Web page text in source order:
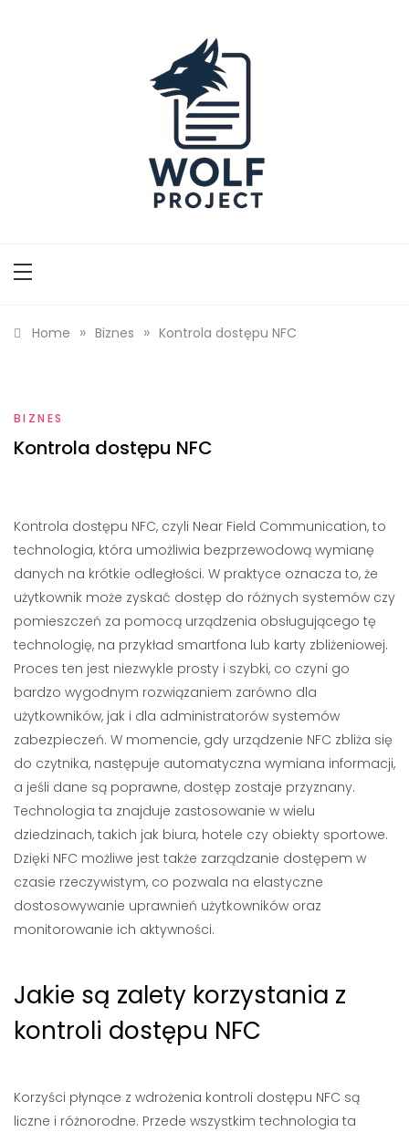
Home » Biznes » Kontrola dostępu NFC
BIZNES
Kontrola dostępu NFC
Kontrola dostępu NFC, czyli Near Field Communication, to
technologia, która umożliwia bezprzewodową wymianę
danych na krótkie odległości. W praktyce oznacza to, że
użytkownik może zyskać dostęp do różnych systemów czy
pomieszczeń za pomocą urządzenia obsługującego tę
technologię, na przykład smartfona lub karty zbliżeniowej.
Proces ten jest niezwykle prosty i szybki, co czyni go
bardzo wygodnym rozwiązaniem zarówno dla
użytkowników, jak i dla administratorów systemów
zabezpieczeń. W momencie, gdy urządzenie NFC zbliża się
do czytnika, następuje automatyczna wymiana informacji,
a jeśli dane są poprawne, dostęp zostaje przyznany.
Technologia ta znajduje zastosowanie w wielu
dziedzinach, takich jak biura, hotele czy obiekty sportowe.
Dzięki NFC możliwe jest także zarządzanie dostępem w
czasie rzeczywistym, co pozwala na elastyczne
dostosowywanie uprawnień użytkowników oraz
monitorowanie ich aktywności.
Jakie są zalety korzystania z
kontroli dostępu NFC
Korzyści płynące z wdrożenia kontroli dostępu NFC są
liczne i różnorodne. Przede wszystkim technologia ta